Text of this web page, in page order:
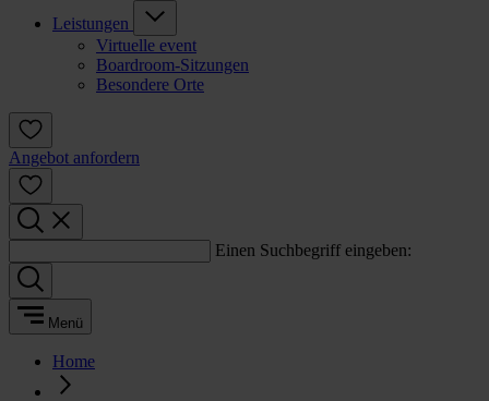
Leistungen
Virtuelle event
Boardroom-Sitzungen
Besondere Orte
Angebot anfordern
Einen Suchbegriff eingeben:
Menü
Home